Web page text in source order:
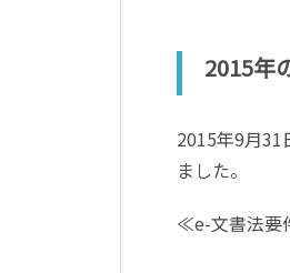
2015年
2015年9月31
ました。
≪e-文書法要